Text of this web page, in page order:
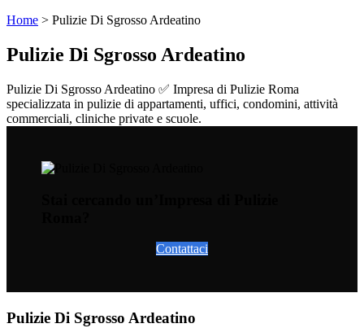
Home > Pulizie Di Sgrosso Ardeatino
Pulizie Di Sgrosso Ardeatino
Pulizie Di Sgrosso Ardeatino ✅ Impresa di Pulizie Roma
specializzata in pulizie di appartamenti, uffici, condomini, attività
commerciali, cliniche private e scuole.
Contattaci
Pulizie Di Sgrosso Ardeatino